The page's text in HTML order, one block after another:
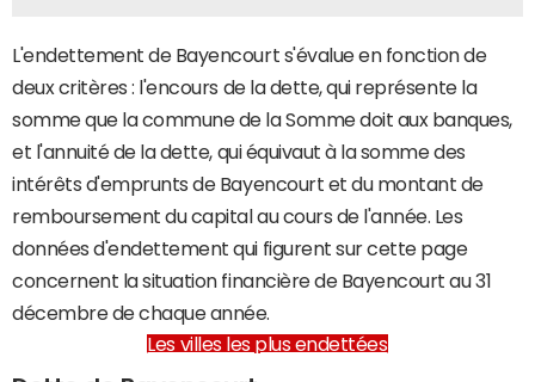
L'endettement de Bayencourt s'évalue en fonction de
deux critères : l'encours de la dette, qui représente la
somme que la commune de la Somme doit aux banques,
et l'annuité de la dette, qui équivaut à la somme des
intérêts d'emprunts de Bayencourt et du montant de
remboursement du capital au cours de l'année. Les
données d'endettement qui figurent sur cette page
concernent la situation financière de Bayencourt au 31
décembre de chaque année.
Les villes les plus endettées